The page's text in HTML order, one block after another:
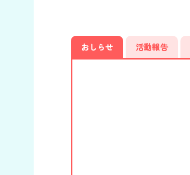
おしらせ 活動報告